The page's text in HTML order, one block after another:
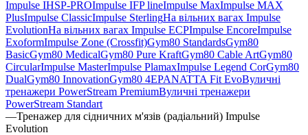
Impulse IHSP-PROImpulse IFP lineImpulse MaxImpulse MAX
PlusImpulse ClassicImpulse SterlingНа вільних вагах Impulse
EvolutionНа вільних вагах Impulse ECPImpulse EncoreImpulse
ExoformImpulse Zone (Crossfit)Gym80 StandardsGym80
BasicGym80 MedicalGym80 Pure KraftGym80 Cable ArtGym80
CircularImpulse MasterImpulse PlamaxImpulse Legend CorGym80
DualGym80 InnovationGym80 4EPANATTA Fit EvoВуличні
тренажери PowerStream PremiumВуличні тренажери
PowerStream Standart
—Тренажер для сідничних м'язів (радіальний) Impulse
Evolution